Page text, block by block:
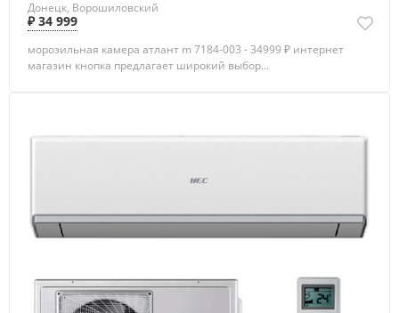
Донецк, Ворошиловский
₽ 34 999
морозильная камера атлант m 7184-003 - 34999 ₽ интернет
магазин кнопка предлагает широкий выбор...